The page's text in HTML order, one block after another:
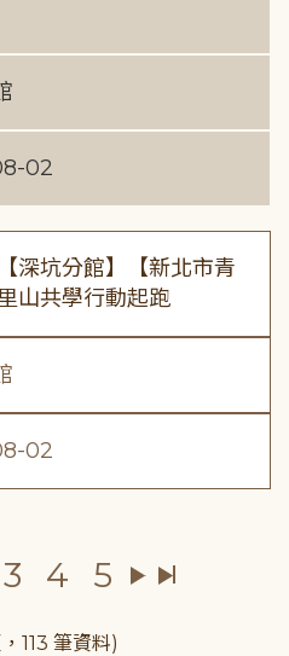
02
深坑分館】【新北市青
山共學行動起跑
02
3 4 5
113 筆資料)